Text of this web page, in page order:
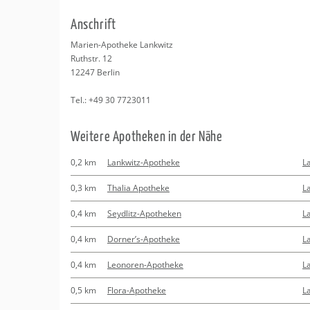
Beratung
Kurse
Regionale Tipps
An­schrift
Ma­ri­en-Apo­the­ke Lank­witz
Ruth­str. 12
12247 Ber­lin
Tel.:+49 30 7723011
Wei­te­re Apo­the­ken in der Nähe
0,2 km Lankwitz-Apotheke
0,3 km Thalia Apotheke
0,4 km Seydlitz-Apotheken
0,4 km Dorner’s-Apotheke
0,4 km Leonoren-Apotheke
0,5 km Flora-Apotheke